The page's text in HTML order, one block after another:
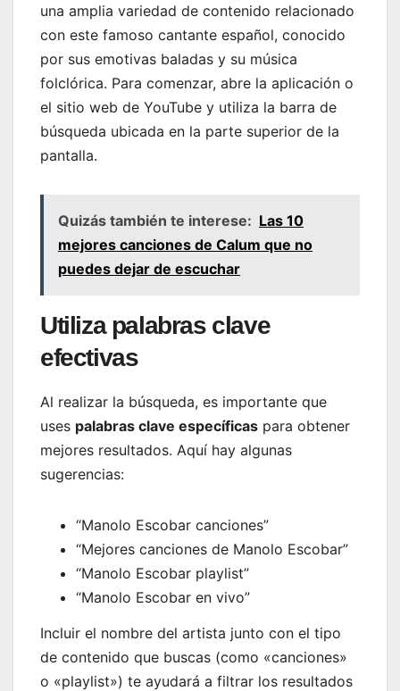
una amplia variedad de contenido relacionado
con este famoso cantante español, conocido
por sus emotivas baladas y su música
folclórica. Para comenzar, abre la aplicación o
el sitio web de YouTube y utiliza la barra de
búsqueda ubicada en la parte superior de la
pantalla.
Quizás también te interese: Las 10
mejores canciones de Calum que no
puedes dejar de escuchar
Utiliza palabras clave
efectivas
Al realizar la búsqueda, es importante que
uses palabras clave específicas para obtener
mejores resultados. Aquí hay algunas
sugerencias:
“Manolo Escobar canciones”
“Mejores canciones de Manolo Escobar”
“Manolo Escobar playlist”
“Manolo Escobar en vivo”
Incluir el nombre del artista junto con el tipo
de contenido que buscas (como «canciones»
o «playlist») te ayudará a filtrar los resultados